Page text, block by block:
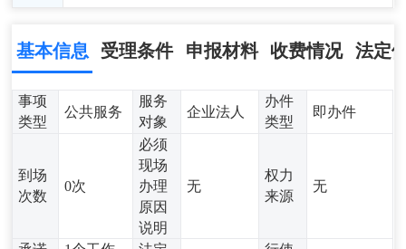
基本信息 受理条件 申报材料 收费情况 法定
事项
类型
公共服务
服务
对象
企业法人
办件
类型
即办件
到场
次数
0次
必须
现场
办理
原因
说明
无
权力
来源
无